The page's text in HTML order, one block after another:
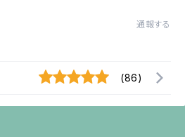
通報する
(86)